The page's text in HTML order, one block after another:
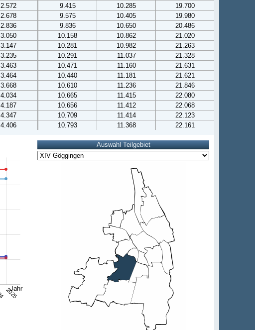
2.572 9.415 10.285
19.700
2.678 9.575 10.405
19.980
2.836 9.836 10.650
20.486
3.050 10.158 10.862
21.020
3.147 10.281 10.982
21.263
3.235 10.291 11.037
21.328
3.463 10.471 11.160
21.631
3.464 10.440 11.181
21.621
3.668 10.610 11.236
21.846
4.034 10.665 11.415
22.080
4.187 10.656 11.412
22.068
4.347 10.709 11.414
22.123
4.406 10.793 11.368 22.161